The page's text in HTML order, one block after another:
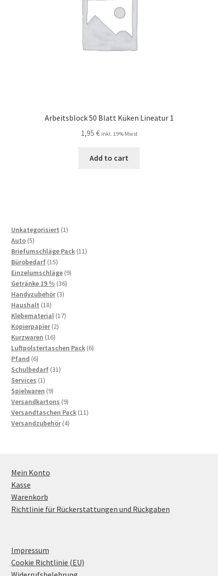
Arbeitsblock 50 Blatt Küken Lineatur 1
1,95 € inkl. 19% Mwst
Add to cart
Unkategorisiert 11
Auto 55
products
Briefumschläge Pack 1111
Bürobedarf 1515
products
Einzelumschläge 99
Getränke 19 % 3636
Handyzubehör 33
Haushalt 1818
products
Klebematerial 1717
Kopierpapier 22
Kurzwaren 1616
products
Luftpolstertaschen Pack 66
Pfand 66
products
Schulbedarf 3131
Services 11
product
Spielwaren 99
products
Versandkartons 99
products
Versandtaschen Pack 1111
Versandzubehör 44
Mein Konto
Kasse
Warenkorb
Richtlinie für Rückerstattungen und Rückgaben
Impressum
Cookie Richtlinie (EU)